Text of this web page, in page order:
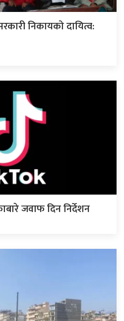
निकायको दायित्व:
जवाफ दिन निर्देशन